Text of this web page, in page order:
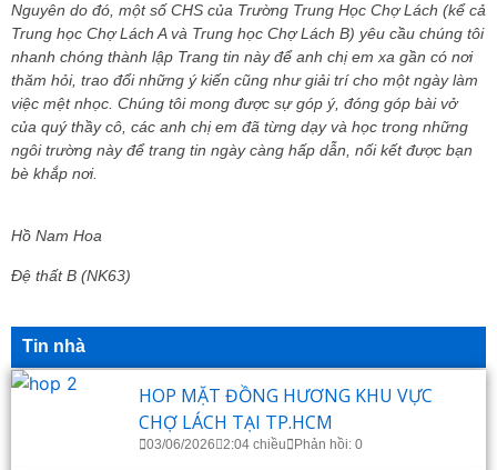
Nguyên do đó, một số CHS của Trường Trung Học Chợ Lách (kể cả
Trung học Chợ Lách A và Trung học Chợ Lách B) yêu cầu chúng tôi
nhanh chóng thành lập Trang tin này để anh chị em xa gần có nơi
thăm hỏi, trao đổi những ý kiến cũng như giải trí cho một ngày làm
việc mệt nhọc. Chúng tôi mong được sự góp ý, đóng góp bài vở
của quý thầy cô, các anh chị em đã từng dạy và học trong những
ngôi trường này để trang tin ngày càng hấp dẫn, nối kết được bạn
bè khắp nơi.
Hồ Nam Hoa
Đệ thất B (NK63)
Tin nhà
HOP MẶT ĐỒNG HƯƠNG KHU VỰC
CHỢ LÁCH TẠI TP.HCM
03/06/2026 2:04 chiều Phản hồi: 0